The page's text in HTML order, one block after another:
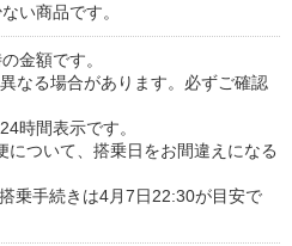
い商品です。
金額です。
なる場合があります。必ずご確認
時間表示です。
ついて、搭乗日をお間違えになる
乗手続きは4月7日22:30が目安で